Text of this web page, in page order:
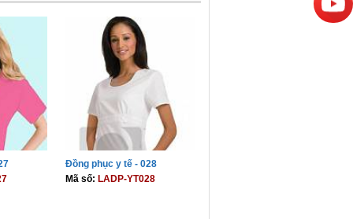
Đồng phục y tế - 028
Mã số: LADP-YT028